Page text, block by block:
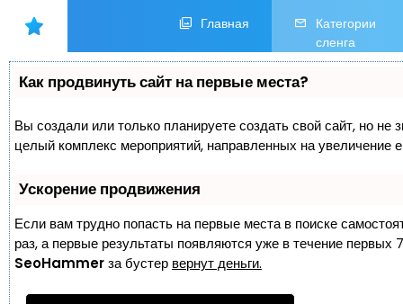
Главная
Категории
сленга
Как продвинуть сайт на первые места?
Вы создали или только планируете создать свой сайт, но не
целый комплекс мероприятий, направленных на увеличение
Ускорение продвижения
Если вам трудно попасть на первые места в поиске
раз, а первые результаты появляются уже в течение первых
SeoHammerза бустер вернут деньги.